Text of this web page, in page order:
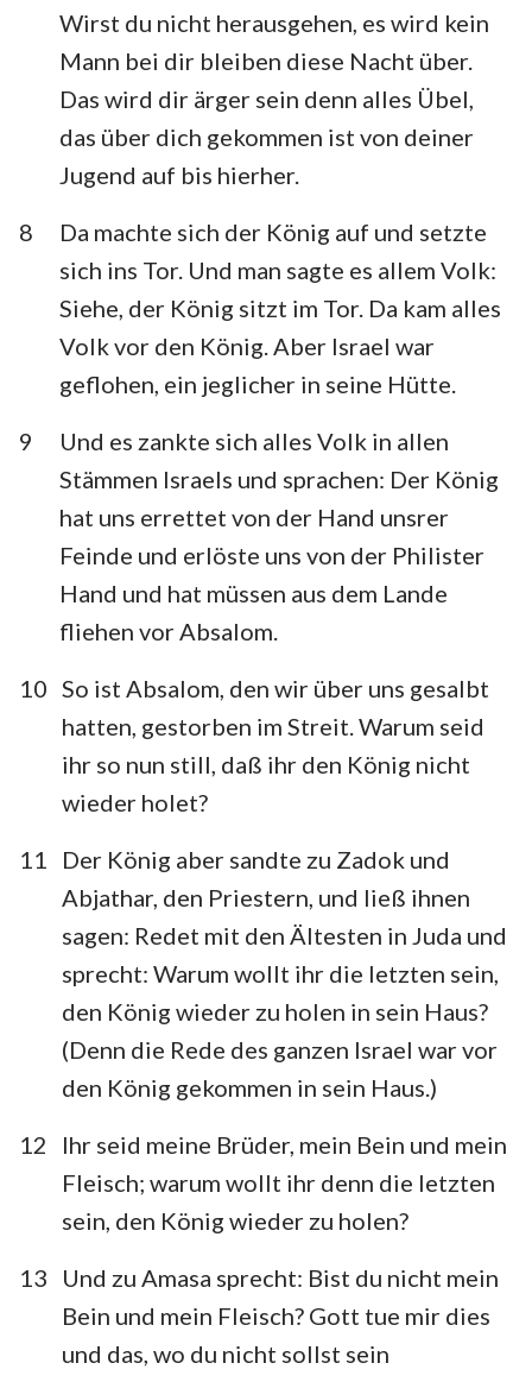
Wirst du nicht herausgehen, es wird kein
Mann bei dir bleiben diese Nacht über.
Das wird dir ärger sein denn alles Übel,
das über dich gekommen ist von deiner
Jugend auf bis hierher.
8
Da machte sich der König auf und setzte
sich ins Tor. Und man sagte es allem Volk:
Siehe, der König sitzt im Tor. Da kam alles
Volk vor den König. Aber Israel war
geflohen, ein jeglicher in seine Hütte.
9
Und es zankte sich alles Volk in allen
Stämmen Israels und sprachen: Der König
hat uns errettet von der Hand unsrer
Feinde und erlöste uns von der Philister
Hand und hat müssen aus dem Lande
fliehen vor Absalom.
10 So ist Absalom, den wir über uns gesalbt
hatten, gestorben im Streit. Warum seid
ihr so nun still, daß ihr den König nicht
wieder holet?
11
Der König aber sandte zu Zadok und
Abjathar, den Priestern, und ließ ihnen
sagen: Redet mit den Ältesten in Juda und
sprecht: Warum wollt ihr die letzten sein,
den König wieder zu holen in sein Haus?
(Denn die Rede des ganzen Israel war vor
den König gekommen in sein Haus.)
12
Ihr seid meine Brüder, mein Bein und mein
Fleisch; warum wollt ihr denn die letzten
sein, den König wieder zu holen?
13
Und zu Amasa sprecht: Bist du nicht mein
Bein und mein Fleisch? Gott tue mir dies
und das, wo du nicht sollst sein